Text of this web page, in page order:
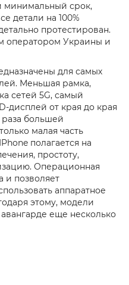
минимальный срок,
детали на 100%
протестирован.
оператором Украины и
для самых
Меньшая рамка,
сетей 5G, самый
дисплей от края до края
большей
малая часть
полагается на
простоту,
Операционная
и позволяет
аппаратное
этому, модели
еще несколько